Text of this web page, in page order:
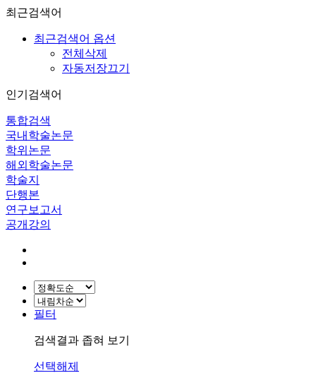
최근검색어
최근검색어 옵션
전체삭제
자동저장끄기
인기검색어
통합검색
국내학술논문
학위논문
해외학술논문
학술지
단행본
연구보고서
공개강의
필터
검색결과 좁혀 보기
선택해제